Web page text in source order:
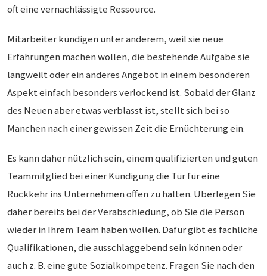
oft eine vernachlässigte Ressource.
Mitarbeiter kündigen unter anderem, weil sie neue
Erfahrungen machen wollen, die bestehende Aufgabe sie
langweilt oder ein anderes Angebot in einem besonderen
Aspekt einfach besonders verlockend ist. Sobald der Glanz
des Neuen aber etwas verblasst ist, stellt sich bei so
Manchen nach einer gewissen Zeit die Ernüchterung ein.
Es kann daher nützlich sein, einem qualifizierten und guten
Teammitglied bei einer Kündigung die Tür für eine
Rückkehr ins Unternehmen offen zu halten. Überlegen Sie
daher bereits bei der Verabschiedung, ob Sie die Person
wieder in Ihrem Team haben wollen. Dafür gibt es fachliche
Qualifikationen, die ausschlaggebend sein können oder
auch z. B. eine gute Sozialkompetenz. Fragen Sie nach den